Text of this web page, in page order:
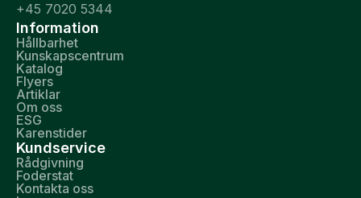
+45 7020 5344
Information
Hållbarhet
Kunskapscentrum
Katalog
Flyers
Artiklar
Om oss
ESG
Karenstider
Kundservice
Rådgivning
Foderstat
Kontakta oss